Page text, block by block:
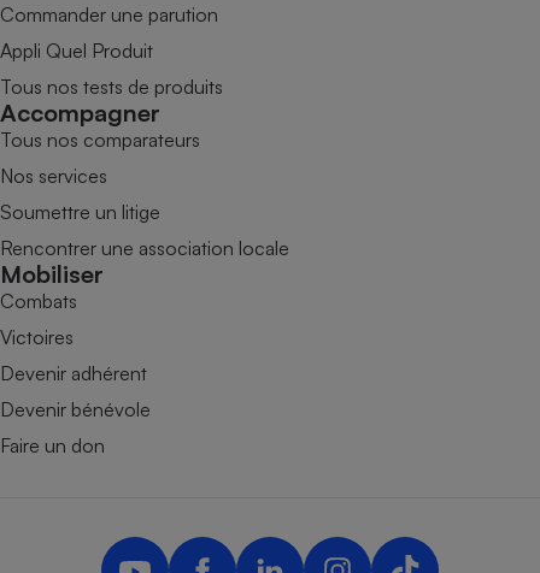
Commander une parution
Appli Quel Produit
Tous nos tests de produits
Accompagner
Tous nos comparateurs
Nos services
Soumettre un litige
Rencontrer une association locale
Mobiliser
Combats
Victoires
Devenir adhérent
Devenir bénévole
Faire un don